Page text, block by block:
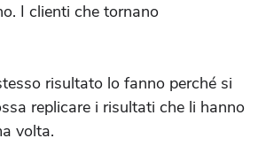
I clienti che tornano
risultato lo fanno perché si
replicare i risultati che li hanno
volta.